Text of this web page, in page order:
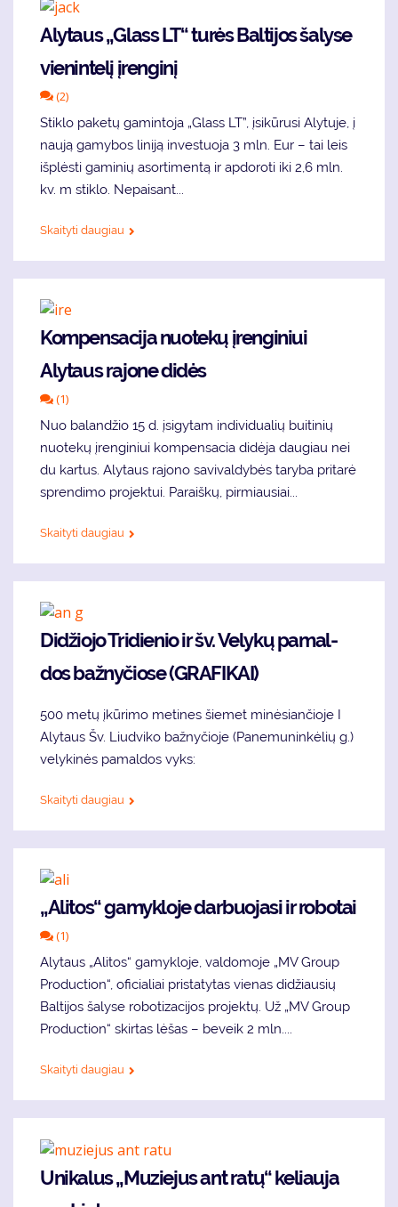
Alytaus „Glass LT“ turės Baltijos šalyse
vienintelį įrenginį
(2)
Stiklo paketų gamintoja „Glass LT”, įsikūrusi Alytuje, į
naują gamybos liniją investuoja 3 mln. Eur – tai leis
išplėsti gaminių asortimentą ir apdoroti iki 2,6 mln.
kv. m stiklo. Nepaisant...
Skaityti daugiau
Kompensacija nuotekų įrenginiui
Alytaus rajone didės
(1)
Nuo balandžio 15 d. įsigytam individualių buitinių
nuotekų įrenginiui kompensacia didėja daugiau nei
du kartus. Alytaus rajono savivaldybės taryba pritarė
sprendimo projektui. Paraiškų, pirmiausiai...
Skaityti daugiau
Di­džio­jo Tri­die­nio ir šv. Ve­ly­kų pa­mal­
dos baž­ny­čio­se (GRAFIKAI)
500 me­tų įkū­ri­mo me­ti­nes šie­met mi­nė­sian­čio­je I
Aly­taus Šv. Liud­vi­ko baž­ny­čio­je (Pa­ne­mu­nin­kė­lių g.)
velykinės pamaldos vyks:
Skaityti daugiau
„Alitos“ gamykloje darbuojasi ir robotai
(1)
Alytaus „Alitos“ gamykloje, valdomoje „MV Group
Production“, oficialiai pristatytas vienas didžiausių
Baltijos šalyse robotizacijos projektų. Už „MV Group
Production“ skirtas lėšas – beveik 2 mln....
Skaityti daugiau
Unikalus „Muziejus ant ratų“ keliauja